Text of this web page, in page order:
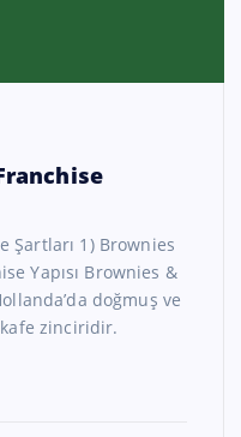
Şartları 1) Brownies
Yapısı Brownies &
doğmuş ve
zinciridir.